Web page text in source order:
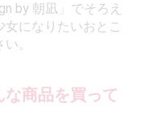
by 朝凪」でそろえ
になりたいおとこ
。
商品を買って